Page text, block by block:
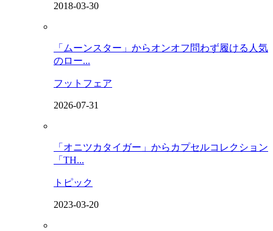
2018-03-30
「ムーンスター」からオンオフ問わず履ける人気
のロー...
フットフェア
2026-07-31
「オニツカタイガー」からカプセルコレクション
「TH...
トピック
2023-03-20